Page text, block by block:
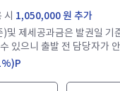
시 1,050,000 원 추가
및 제세공과금은 발권일 기
있으니 출발 전 담당자가